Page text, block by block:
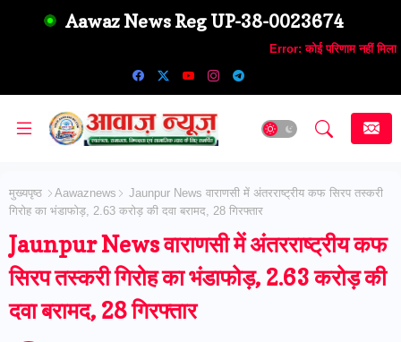
Aawaz News Reg UP-38-0023674
Error: कोई परिणाम नहीं मिला
मुख्यपृष्ठ Aawaznews
Jaunpur News वाराणसी में अंतरराष्ट्रीय कफ सिरप तस्करी
गिरोह का भंडाफोड़, 2.63 करोड़ की दवा बरामद, 28 गिरफ्तार
Jaunpur News वाराणसी में अंतरराष्ट्रीय कफ
सिरप तस्करी गिरोह का भंडाफोड़, 2.63 करोड़ की
दवा बरामद, 28 गिरफ्तार